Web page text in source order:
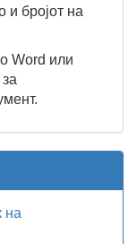
и бројот на
Word или
на